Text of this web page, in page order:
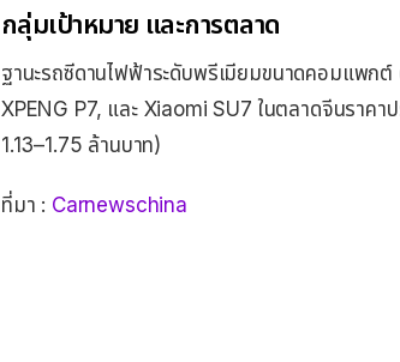
กลุ่มเป้าหมาย และการตลาด
ฐานะรถซีดานไฟฟ้าระดับพรีเมียมขนาดคอมแพก
XPENG P7, และ Xiaomi SU7 ในตลาดจีนรา
1.13–1.75 ล้านบาท)
ที่มา : Carnewschina